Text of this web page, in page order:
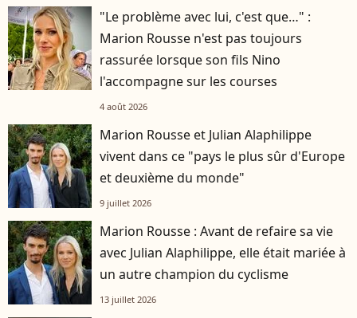
"Le problème avec lui, c'est que…" :
Marion Rousse n'est pas toujours
rassurée lorsque son fils Nino
l'accompagne sur les courses
4 août 2026
Marion Rousse et Julian Alaphilippe
vivent dans ce "pays le plus sûr d'Europe
et deuxième du monde"
9 juillet 2026
Marion Rousse : Avant de refaire sa vie
avec Julian Alaphilippe, elle était mariée à
un autre champion du cyclisme
13 juillet 2026